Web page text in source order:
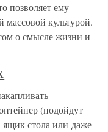
позволяет ему
массовой культурой.
о смысле жизни и
(подойдут
ящик стола или даже